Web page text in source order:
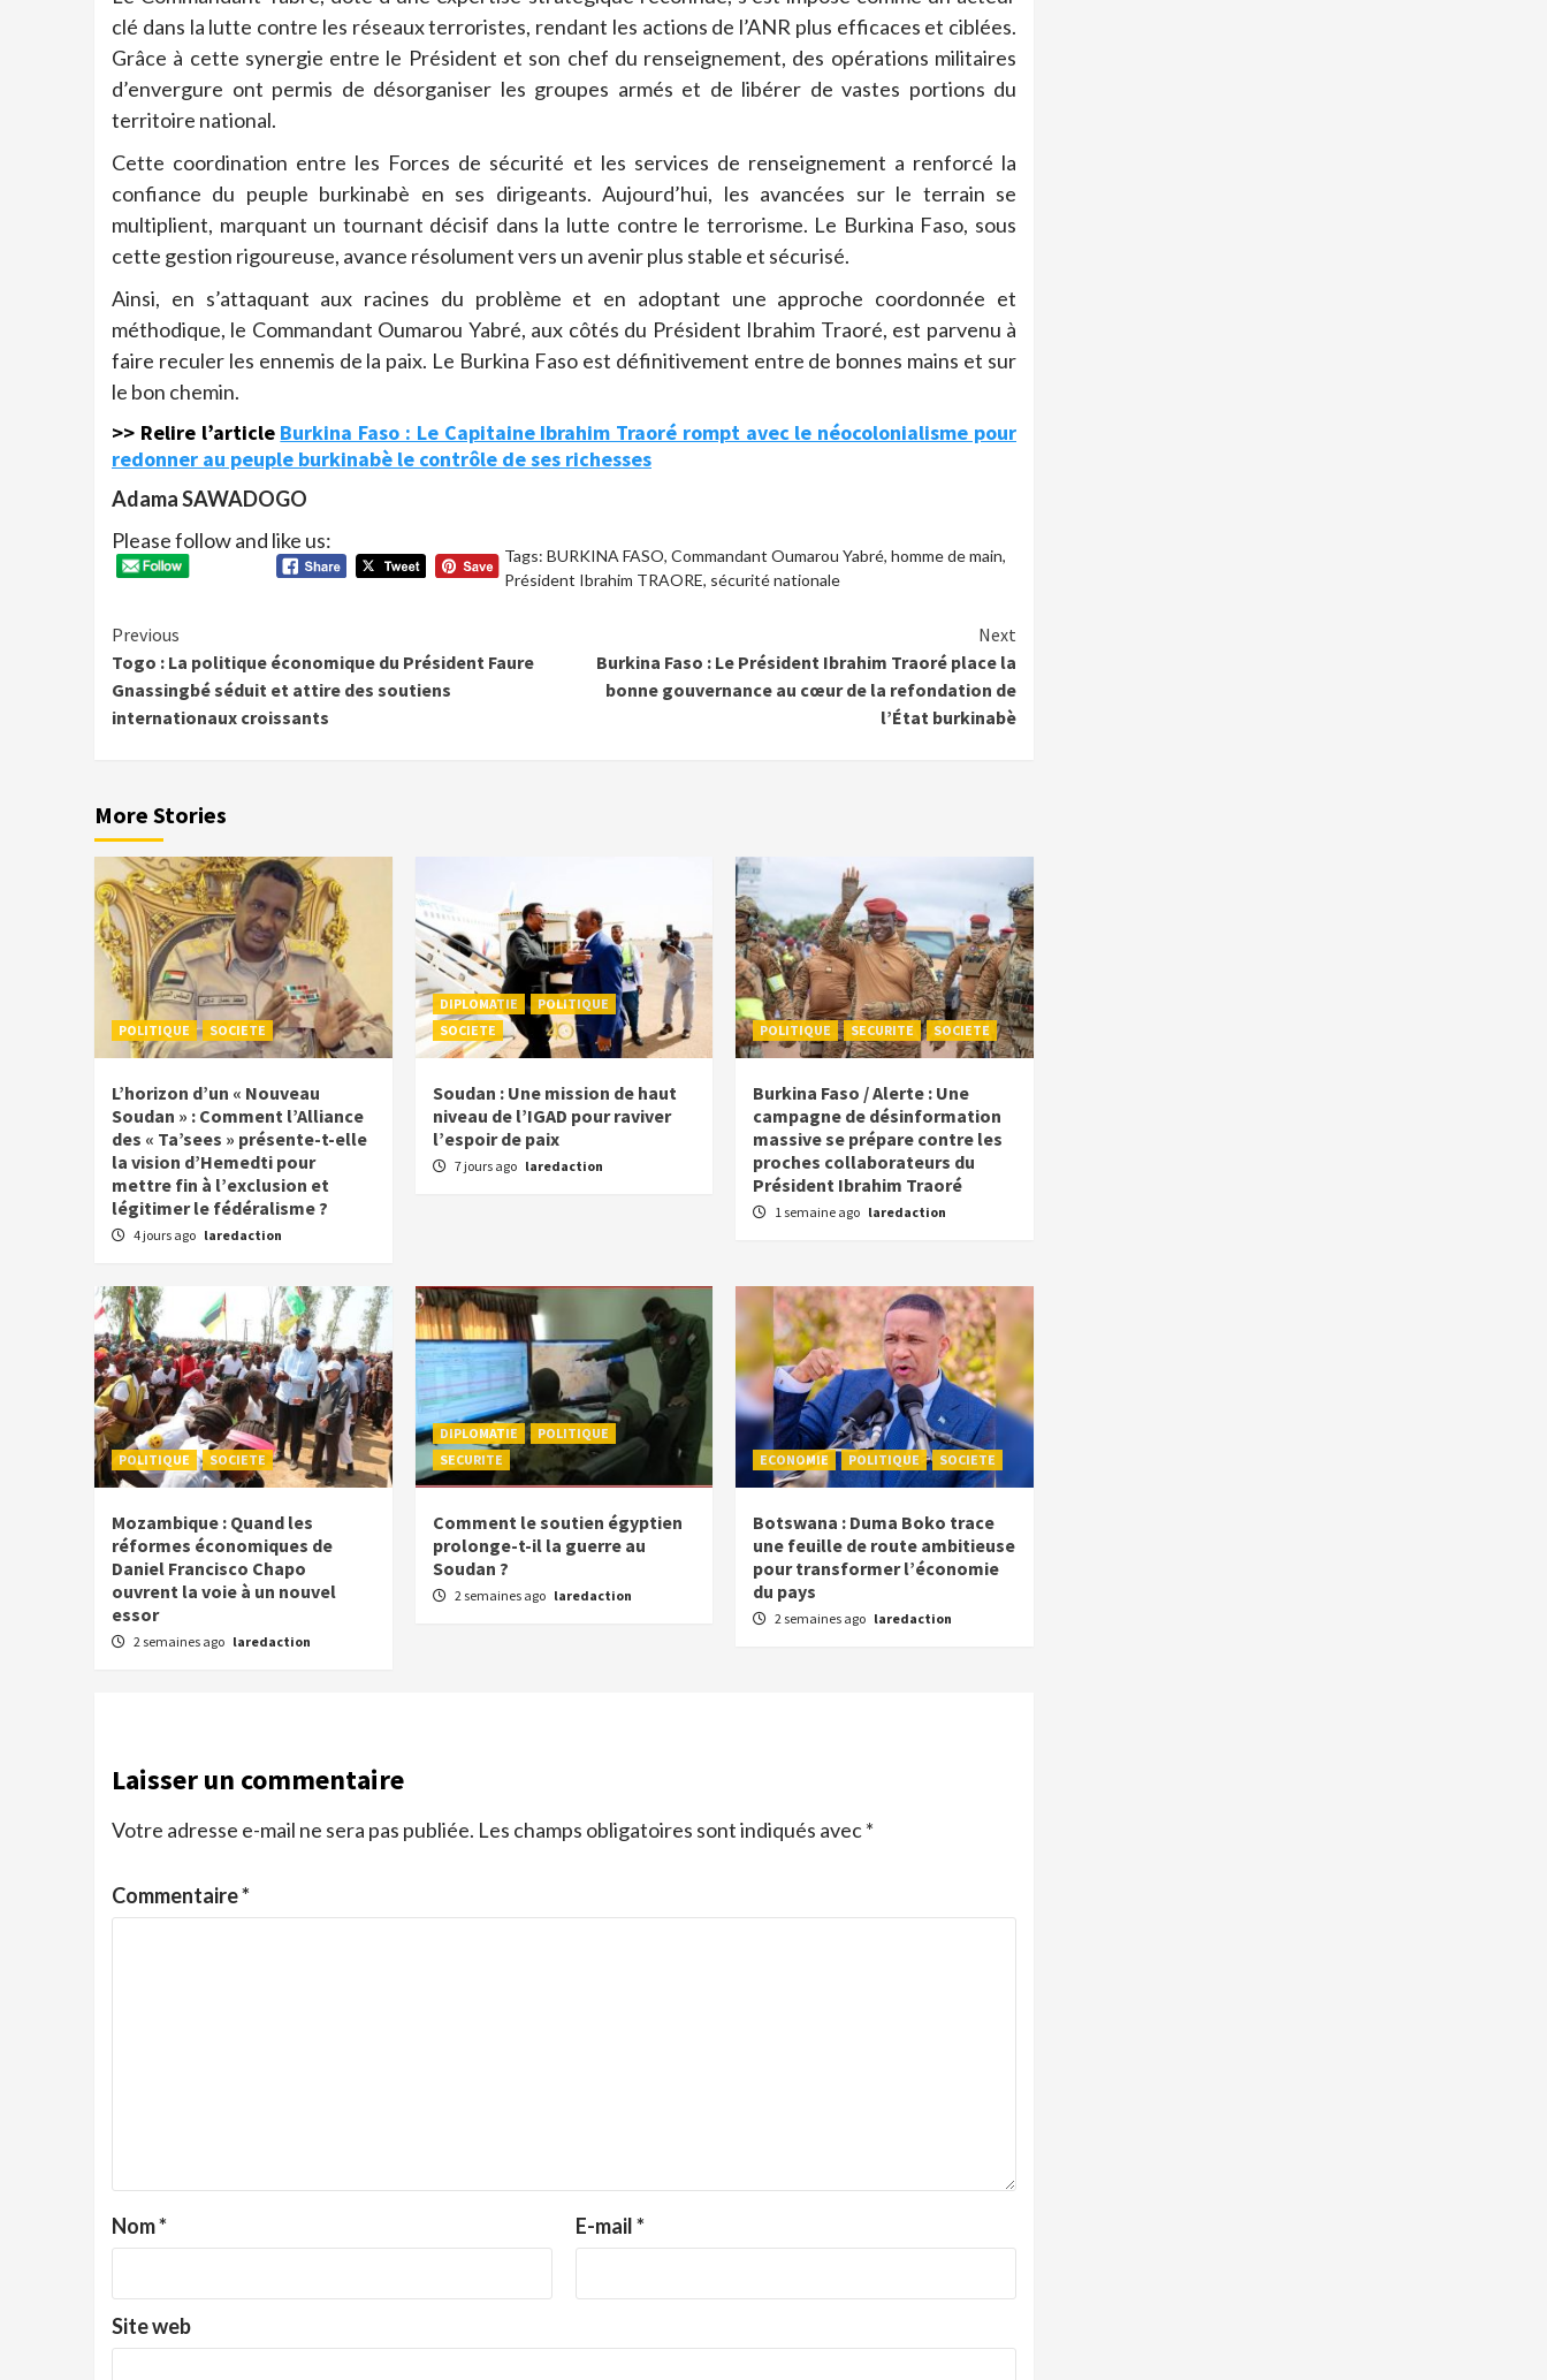
clé dans la lutte contre les réseaux terroristes, rendant les actions de l’ANR plus efficaces et ciblées.
Grâce à cette synergie entre le Président et son chef du renseignement, des opérations militaires
d’envergure ont permis de désorganiser les groupes armés et de libérer de vastes portions du
territoire national.
Cette coordination entre les Forces de sécurité et les services de renseignement a renforcé la
confiance du peuple burkinabè en ses dirigeants. Aujourd’hui, les avancées sur le terrain se
multiplient, marquant un tournant décisif dans la lutte contre le terrorisme. Le Burkina Faso, sous
cette gestion rigoureuse, avance résolument vers un avenir plus stable et sécurisé.
Ainsi, en s’attaquant aux racines du problème et en adoptant une approche coordonnée et
méthodique, le Commandant Oumarou Yabré, aux côtés du Président Ibrahim Traoré, est parvenu à
faire reculer les ennemis de la paix. Le Burkina Faso est définitivement entre de bonnes mains et sur
le bon chemin.
>> Relire l’article Burkina Faso : Le Capitaine Ibrahim Traoré rompt avec le néocolonialisme pour
redonner au peuple burkinabè le contrôle de ses richesses
Adama SAWADOGO
Please follow and like us:
Tags: BURKINA FASO, Commandant Oumarou Yabré, homme de main,
Président Ibrahim TRAORE, sécurité nationale
Continue
Reading
Previous
Togo : La politique économique du Président Faure
Gnassingbé séduit et attire des soutiens
internationaux croissants
Next
Burkina Faso : Le Président Ibrahim Traoré place la
bonne gouvernance au cœur de la refondation de
l’État burkinabè
More Stories
POLITIQUE SOCIETE
L’horizon d’un « Nouveau
Soudan » : Comment l’Alliance
des « Ta’sees » présente-t-elle
la vision d’Hemedti pour
mettre fin à l’exclusion et
légitimer le fédéralisme ?
4 jours ago laredaction
DIPLOMATIE
POLITIQUE
SOCIETE
Soudan : Une mission de haut
niveau de l’IGAD pour raviver
l’espoir de paix
7 jours ago laredaction
POLITIQUE SECURITE SOCIETE
Burkina Faso / Alerte : Une
campagne de désinformation
massive se prépare contre les
proches collaborateurs du
Président Ibrahim Traoré
1 semaine ago laredaction
POLITIQUE SOCIETE
Mozambique : Quand les
réformes économiques de
Daniel Francisco Chapo
ouvrent la voie à un nouvel
essor
2 semaines ago laredaction
DIPLOMATIE
POLITIQUE
SECURITE
Comment le soutien égyptien
prolonge-t-il la guerre au
Soudan ?
2 semaines ago laredaction
ECONOMIE POLITIQUE SOCIETE
Botswana : Duma Boko trace
une feuille de route ambitieuse
pour transformer l’économie
du pays
2 semaines ago laredaction
Laisser un commentaire
Votre adresse e-mail ne sera pas publiée. Les champs obligatoires sont indiqués avec*
Commentaire*
Nom* E-mail*
Site web